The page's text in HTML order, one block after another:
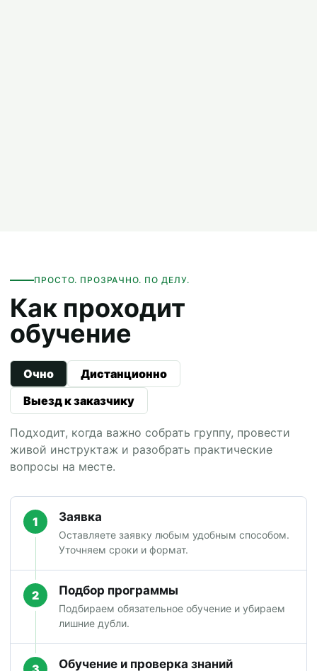
ПРОСТО. ПРОЗРАЧНО. ПО ДЕЛУ.
Как проходит
обучение
Очно
Дистанционно
Выезд к заказчику
Подходит, когда важно собрать группу, провести
живой инструктаж и разобрать практические
вопросы на месте.
1 Заявка
Оставляете заявку любым удобным способом.
Уточняем сроки и формат.
2 Подбор программы
Подбираем обязательное обучение и убираем
лишние дубли.
Обучение и проверка знаний